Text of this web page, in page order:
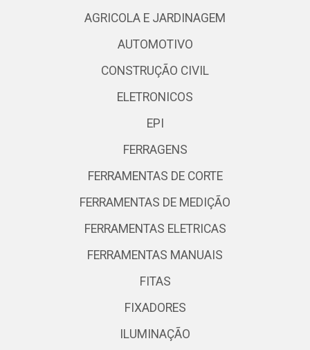
AGRICOLA E JARDINAGEM
AUTOMOTIVO
CONSTRUÇÃO CIVIL
ELETRONICOS
EPI
FERRAGENS
FERRAMENTAS DE CORTE
FERRAMENTAS DE MEDIÇÃO
FERRAMENTAS ELETRICAS
FERRAMENTAS MANUAIS
FITAS
FIXADORES
ILUMINAÇÃO